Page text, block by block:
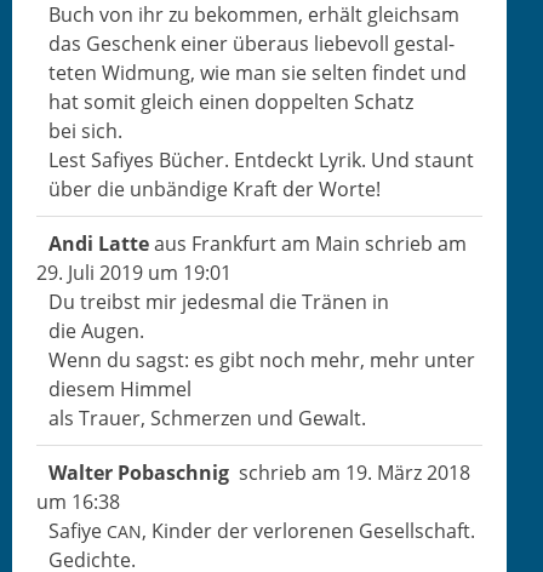
Buch von ihr zu bekom­men, erhält gle­ich­sam
das Geschenk ein­er über­aus liebevoll gestal­
teten Wid­mung, wie man sie sel­ten find­et und
hat somit gle­ich einen dop­pel­ten Schatz
bei sich.
Lest Safiyes Büch­er. Ent­deckt Lyrik. Und staunt
über die unbändi­ge Kraft der Worte!
Andi Lat­teaus Frank­furt am Main schrieb am
29. Juli 2019 um 19:01
Du treib­st mir jedes­mal die Trä­nen in
die Augen.
Wenn du sagst: es gibt noch mehr, mehr unter
diesem Himmel
als Trauer, Schmerzen und Gewalt.
Wal­ter Pobaschnig schrieb am 19. März 2018
um 16:38
Safiye CAN, Kinder der ver­lore­nen Gesellschaft.
Gedichte.